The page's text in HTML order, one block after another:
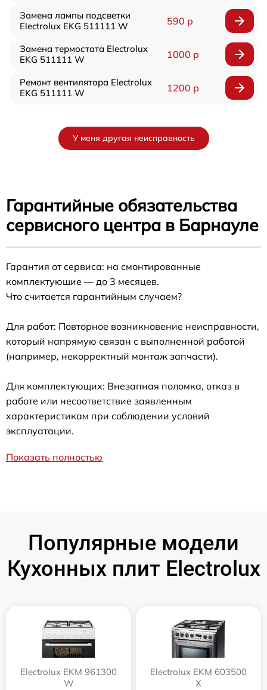
Замена лампы подсветки
Electrolux EKG 511111 W
590 р
Замена термостата Electrolux
EKG 511111 W
1000 р
Ремонт вентилятора Electrolux
EKG 511111 W
1200 р
У меня другая неисправность
Гарантийные обязательства
сервисного центра в Барнауле
Гарантия от сервиса: на смонтированные
комплектующие — до 3 месяцев.
Что считается гарантийным случаем?
Для работ: Повторное возникновение неисправности,
который напрямую связан с выполненной работой
(например, некорректный монтаж запчасти).
Для комплектующих: Внезапная поломка, отказ в
работе или несоответствие заявленным
характеристикам при соблюдении условий
эксплуатации.
Показать полностью
Популярные модели
Кухонных плит Electrolux
Electrolux EKM 961300
W
Electrolux EKM 603500
X